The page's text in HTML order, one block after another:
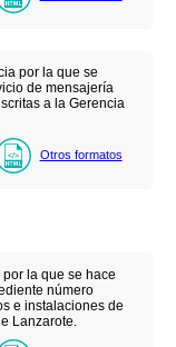
por la que se
de mensajería
a la Gerencia
Otros formatos
la que se hace
número
e instalaciones de
Lanzarote.